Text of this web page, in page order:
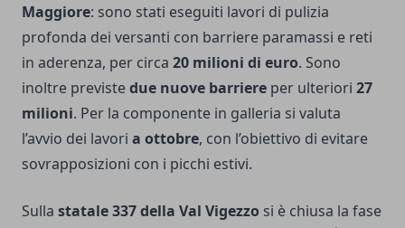
Maggiore: sono stati eseguiti lavori di pulizia
profonda dei versanti con barriere paramassi e reti
in aderenza, per circa 20 milioni di euro. Sono
inoltre previstedue nuove barriere per ulteriori 27
milioni. Per la componente in galleria si valuta
l’avvio dei lavori a ottobre, con l’obiettivo di evitare
sovrapposizioni con i picchi estivi.
Sulla statale 337 della Val Vigezzo si è chiusa la fase